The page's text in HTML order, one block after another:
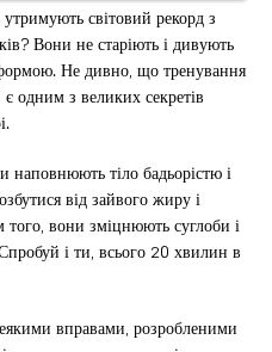
світовий рекорд з
Вони не старіють і дивують
Не дивно, що тренування
одним з великих секретів
наповнюють тіло бадьорістю і
від зайвого жиру і
вони зміцнюють суглоби і
і ти, всього 20 хвилин в
вправами, розробленими